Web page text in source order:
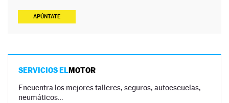
APÚNTATE
SERVICIOS ELMOTOR
Encuentra los mejores talleres, seguros, autoescuelas,
neumáticos…